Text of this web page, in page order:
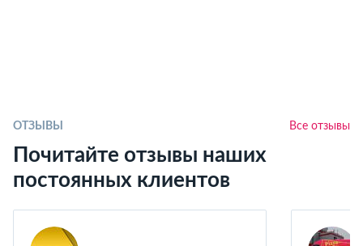
ОТЗЫВЫ Все отзывы
Почитайте отзывы наших
постоянных клиентов